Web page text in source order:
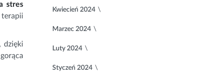
stres
terapii
dzięki
Kwiecień 2024
Marzec 2024
Luty 2024
Styczeń 2024